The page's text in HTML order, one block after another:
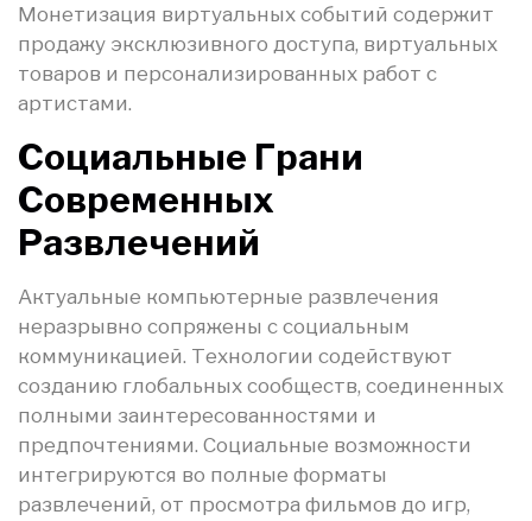
Монетизация виртуальных событий содержит
продажу эксклюзивного доступа, виртуальных
товаров и персонализированных работ с
артистами.
Социальные Грани
Современных
Развлечений
Актуальные компьютерные развлечения
неразрывно сопряжены с социальным
коммуникацией. Технологии содействуют
созданию глобальных сообществ, соединенных
полными заинтересованностями и
предпочтениями. Социальные возможности
интегрируются во полные форматы
развлечений, от просмотра фильмов до игр,